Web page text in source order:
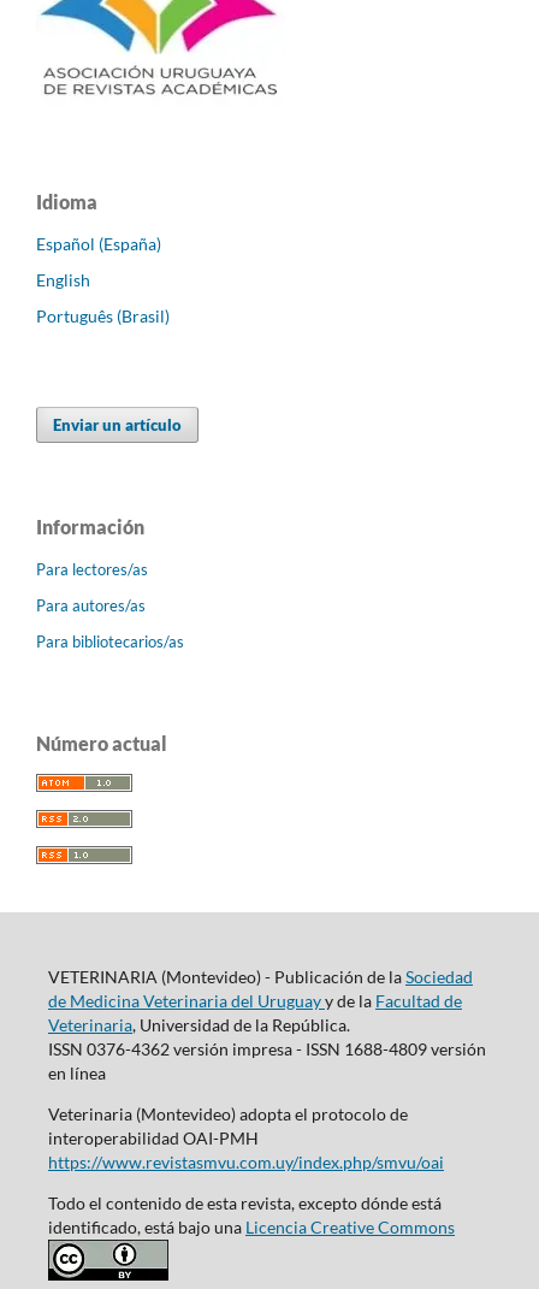
Idioma
Español (España)
English
Português (Brasil)
Enviar un artículo
Información
Para lectores/as
Para autores/as
Para bibliotecarios/as
Número actual
VETERINARIA (Montevideo) - Publicación de laSociedad
de Medicina Veterinaria del Uruguayy de la Facultad de
Veterinaria, Universidad de la República.
ISSN 0376-4362 versión impresa - ISSN 1688-4809 versión
en línea
Veterinaria (Montevideo) adopta el protocolo de
interoperabilidad OAI-PMH
https://www.revistasmvu.com.uy/index.php/smvu/oai
Todo el contenido de esta revista, excepto dónde está
identificado, está bajo una Licencia Creative Commons